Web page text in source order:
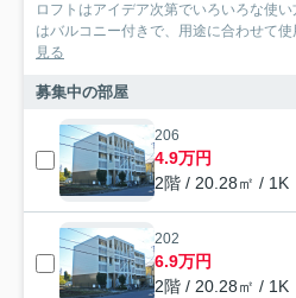
ロフトはアイデア次第でいろいろな使
はバルコニー付きで、用途に合わせて
見る
募集中の部屋
206
4.9万円
2階 / 20.28㎡ / 1K
202
6.9万円
2階 / 20.28㎡ / 1K